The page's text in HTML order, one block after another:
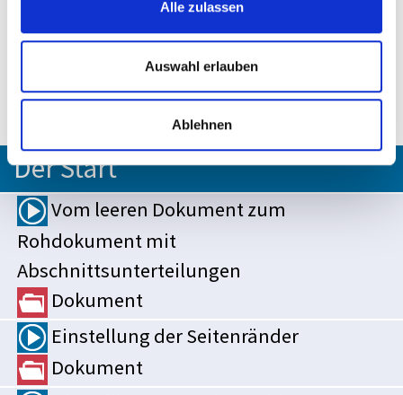
Alle zulassen
Auswahl erlauben
Ablehnen
die Zeit, in die Tiefe zu gehen, und du
wirst bestens vorbereitet sein, um deine
wissenschaftliche Arbeit professionell
und überzeugend zu präsentieren.
Der Start
Vom leeren Dokument zum
Rohdokument mit
Abschnittsunterteilungen
Dokument
Einstellung der Seitenränder
Dokument